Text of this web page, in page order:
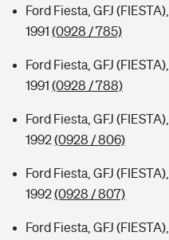
Ford Fiesta, GFJ
1991 (0928 / 785)
Ford Fiesta, GFJ
1991 (0928 / 788)
Ford Fiesta, GFJ
1992(0928 / 806)
Ford Fiesta, GFJ
1992(0928 / 807)
Ford Fiesta, GFJ